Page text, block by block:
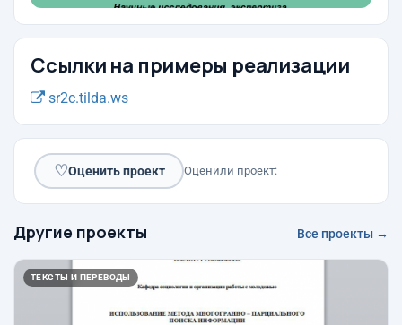
Ссылки на примеры реализации
sr2c.tilda.ws
♡Оценить проект Оценили проект:
Другие проекты Все проекты →
ТЕКСТЫ И ПЕРЕВОДЫ